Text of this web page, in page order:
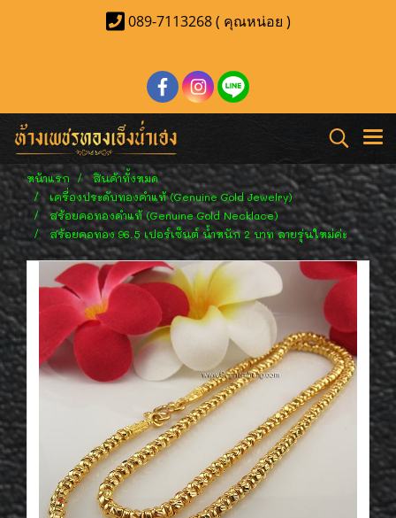
089-7113268 ( คุณหน่อย )
หน้าแรก
สินค้าทั้งหมด
เครื่องประดับทองคำแท้ (Genuine Gold Jewelry)
สร้อยคอทองคำแท้ (Genuine Gold Necklace)
สร้อยคอทอง 96.5 เปอร์เซ็นต์ น้ำหนัก 2 บาท ลายรุ่นใหม่ค่ะ